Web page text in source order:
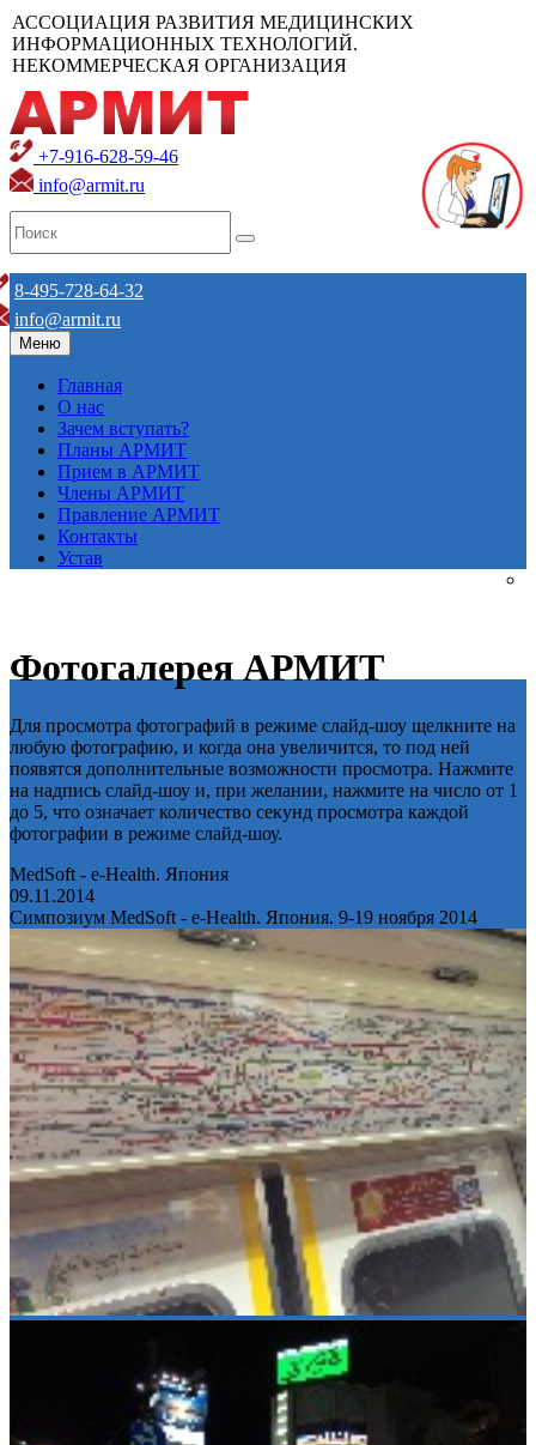
АССОЦИАЦИЯ РАЗВИТИЯ МЕДИЦИНСКИХ
ИНФОРМАЦИОННЫХ ТЕХНОЛОГИЙ.
НЕКОММЕРЧЕСКАЯ ОРГАНИЗАЦИЯ
+7-916-628-59-46
info@armit.ru
8-495-728-64-32
info@armit.ru
Меню
Главная
О нас
Зачем вступать?
Планы АРМИТ
Прием в АРМИТ
Члены АРМИТ
Правление АРМИТ
Контакты
Устав
Фотогалерея АРМИТ
Для просмотра фотографий в режиме слайд-шоу щелкните на
любую фотографию, и когда она увеличится, то под ней
появятся дополнительные возможности просмотра. Нажмите
на надпись слайд-шоу и, при желании, нажмите на число от 1
до 5, что означает количество секунд просмотра каждой
фотографии в режиме слайд-шоу.
MedSoft - e-Health. Япония
09.11.2014
Симпозиум MedSoft - e-Health. Япония. 9-19 ноября 2014